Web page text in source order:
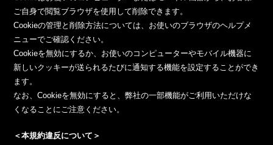
ご自身で閲覧ブラウザを使用して削除できます。
Cookieの管理と削除方法については、お使いのブラウザのヘルプメ
ニューでご確認ください。
Cookieを無効にするか、お使いのコンピューターやモバイル機器に
新しいクッキーが送られるたびに通知する機能を設定することができ
ます。
なお、Cookieを無効にすると、弊社の一部機能がご利用いただけな
くなることにご注意ください。
＜本規約違反について＞